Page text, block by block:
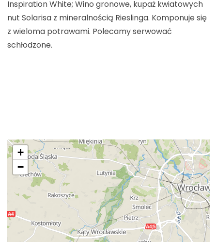
Inspiration White; Wino gronowe, kupaż kwiatowych
nut Solarisa z mineralnością Rieslinga. Komponuje się
z wieloma potrawami. Polecamy serwować
schłodzone.
+
−